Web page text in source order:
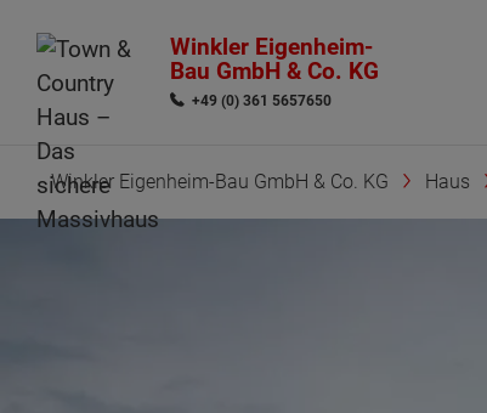
Winkler Eigenheim-
Bau GmbH & Co. KG
+49 (0) 361 5657650
Winkler Eigenheim-Bau GmbH & Co. KG Haus